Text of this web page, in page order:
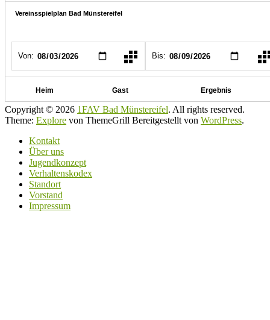
Copyright © 2026 1FAV Bad Münstereifel. All rights reserved.
Theme: Explore von ThemeGrill Bereitgestellt von WordPress.
Kontakt
Über uns
Jugendkonzept
Verhaltenskodex
Standort
Vorstand
Impressum